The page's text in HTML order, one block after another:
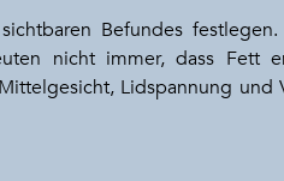
Befundes
nicht immer, dass Fett
Lidspannung und